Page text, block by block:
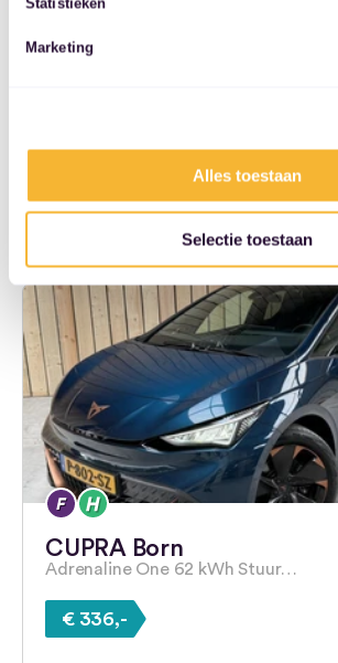
Statistieken
Marketing
Alles toestaan
Selectie toestaan
€ 440,-
Bekijk deze deal
CUPRA Born
Adrenaline One 62 kWh Stuur…
€ 336,-